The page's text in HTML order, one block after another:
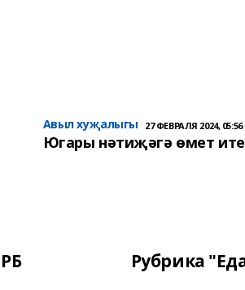
Авыл хуҗалыгы 27 ФЕВРАЛЯ 2024, 05:56
Югары нәтиҗәгә өмет
Рубрика